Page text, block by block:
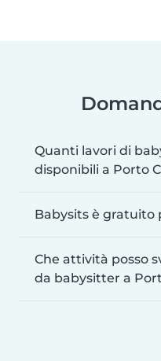
Quanti lavori di
disponibili a Porto
Babysits è gratuito
Che attività posso
da babysitter a